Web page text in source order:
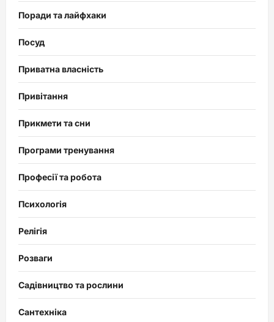
Поради та лайфхаки
Посуд
Приватна власність
Привітання
Прикмети та сни
Програми тренування
Професії та робота
Психологія
Релігія
Розваги
Садівництво та рослини
Сантехніка